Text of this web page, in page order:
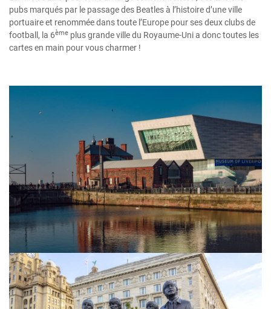
pubs marqués par le passage des Beatles à l’histoire d’une ville
portuaire et renommée dans toute l’Europe pour ses deux clubs de
football, la 6ème plus grande ville du Royaume-Uni a donc toutes les
cartes en main pour vous charmer !